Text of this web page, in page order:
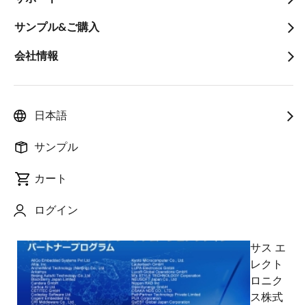
サンプル&ご購入
会社情報
日本語
サンプル
カート
ログイン
コンソーシアム・プロアク
ティブパートナープログラ
ム」をスタート
～第一弾として55社のパートナー企業
をルネサスが認定、ソリューション選
択も容易になり開発を支援～
2019年10月16日
サス エ
レクト
ロニク
ス株式